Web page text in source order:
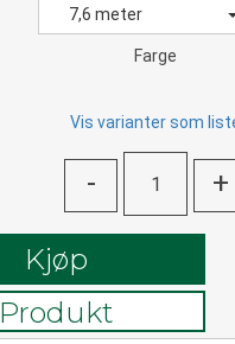
7,6 meter
Farge
Vis varianter som
- +
Kjøp
Produkt